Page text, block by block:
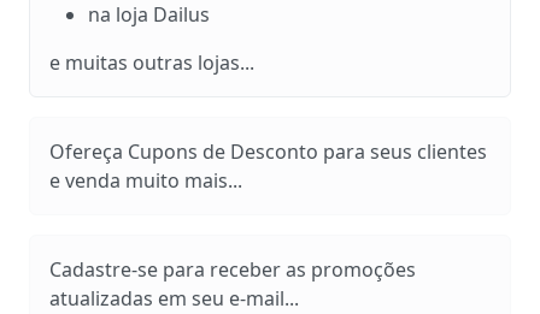
na loja Dailus
e muitas outras lojas...
Ofereça Cupons de Desconto para seus clientes
e venda muito mais...
Cadastre-se para receber as promoções
atualizadas em seu e-mail...